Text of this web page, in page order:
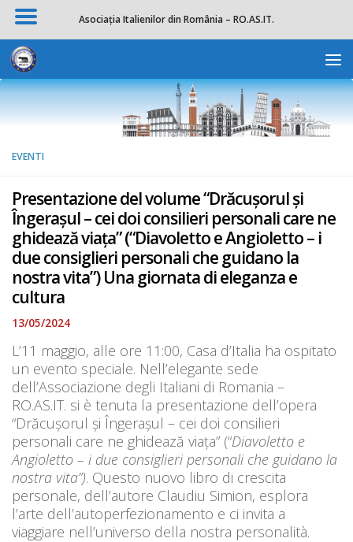
Apri la
Salta al contenuto
EVENTI
Presentazione del volume “Drăcușorul și
Îngerașul – cei doi consilieri personali care ne
ghidează viața” (“Diavoletto e Angioletto – i
due consiglieri personali che guidano la
nostra vita”) Una giornata di eleganza e
cultura
13/05/2024
L’11 maggio, alle ore 11:00, Casa d’Italia ha ospitato
un evento speciale. Nell’elegante sede
dell’Associazione degli Italiani di Romania –
RO.AS.IT. si è tenuta la presentazione dell’opera
“Drăcușorul și Îngerașul – cei doi consilieri
personali care ne ghidează viața” (“Diavoletto e
Angioletto – i due consiglieri personali che guidano la
nostra vita”). Questo nuovo libro di crescita
personale, dell’autore Claudiu Simion, esplora
l’arte dell’autoperfezionamento e ci invita a
viaggiare nell’universo della nostra personalità.
Asociația Italienilor din România – RO.AS.IT.